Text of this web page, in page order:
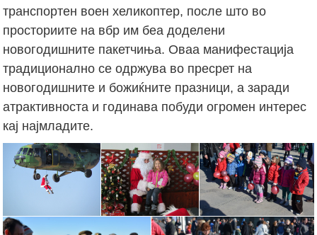
транспортен воен хеликоптер, после што во
просториите на вбр им беа доделени
новогодишните пакетчиња. Оваа манифестација
традиционално се одржува во пресрет на
новогодишните и божиќните празници, а заради
атрактивноста и годинава побуди огромен интерес
кај најмладите.